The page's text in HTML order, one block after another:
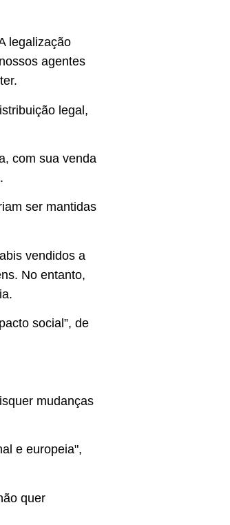
legalização
agentes
legal,
com sua venda
ser mantidas
vendidos a
No entanto,
social”, de
mudanças
e europeia",
quer